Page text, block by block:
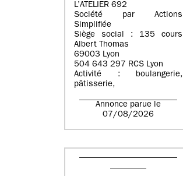
L’ATELIER 692
Société par Actions
Simplifiée
Siège social : 135 cours
Albert Thomas
69003 Lyon
504 643 297 RCS Lyon
Activité : boulangerie,
pâtisserie,
Annonce parue le
07/08/2026